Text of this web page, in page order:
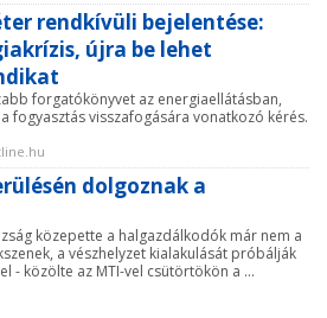
rendkívüli bejelentése:
újra be lehet
forgatókönyvet az energiaellátásban,
fogyasztás visszafogására vonatkozó kérés.
dolgoznak a
közepette a halgazdálkodók már nem a
a vészhelyzet kialakulását próbálják
- közölte az MTI-vel csütörtökön a ...